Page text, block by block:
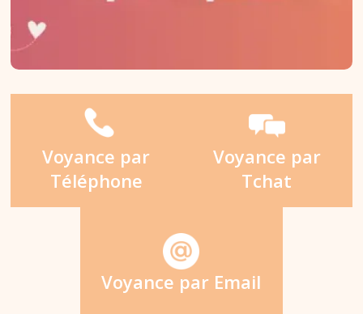
Voyance par
Téléphone
Voyance par
Tchat
Voyance par Email